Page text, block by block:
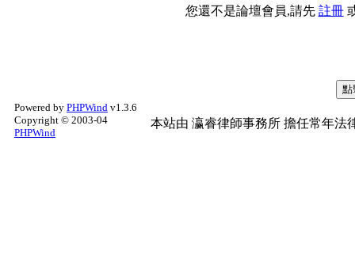
您還不是論壇會員,請先 註冊
Powered by PHPWind v1.3.6
Copyright © 2003-04
PHPWind
本站由 瀛睿律師事務所 擔任常年法